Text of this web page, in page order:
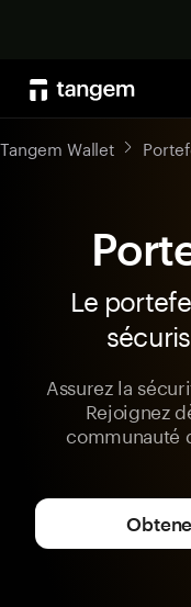
Tangem Wallet
Le
Assurez la
Rejoignez
communauté